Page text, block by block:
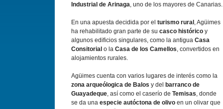
Industrial de Arinaga, uno de los mayores de Canarias.
En una apuesta decidida por el turismo rural , Agüimes
ha rehabilitado gran parte de su casco histórico y
algunos edificios singulares, como la antigua Casa
Consitorial o la Casa de los Camellos, convertidos en
alojamientos rurales.
Agüimes cuenta con varios lugares de interés como la
zona arqueólogica de Balos y del
barranco de
Guayadeque, así­ como el caserí­o de Temisas, donde
se da una especie autóctona de olivo en un olivar que